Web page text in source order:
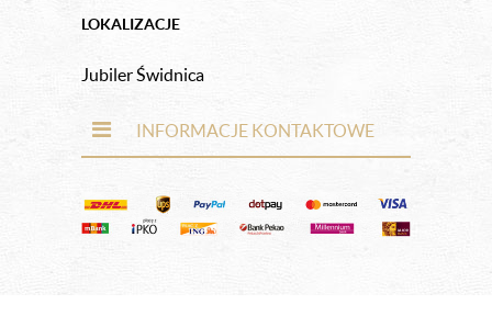
LOKALIZACJE
Jubiler Świdnica
INFORMACJE KONTAKTOWE